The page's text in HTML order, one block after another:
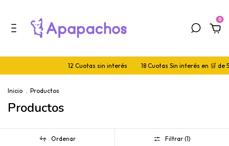
0
12 Cuotas sin interés 18 Cuotas Sin interés en 🛒 de 500.000+
Inicio . Productos
Productos
Ordenar Filtrar (1)